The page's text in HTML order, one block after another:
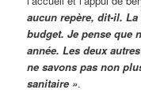
aucun repère, dit-il.
budget. Je pense que
année. Les deux
ne savons pas non
sanitaire ».